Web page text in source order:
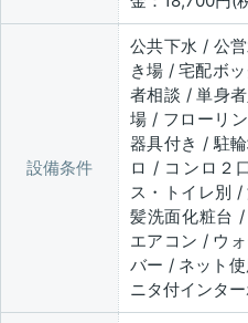
設備条件
公共下水 / 公
き場 / 宅配ボ
者相談 / 単身
場 / フローリ
器具付き / 駐
ロ / コンロ２
ス・トイレ別
髪洗面化粧台
エアコン / ウ
バー / ネット
ニタ付インタ